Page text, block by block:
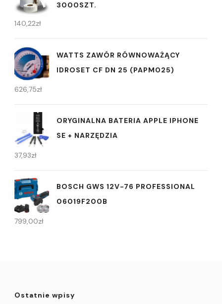
3000SZT.
140,22zł
WATTS ZAWÓR RÓWNOWAŻĄCY
IDROSET CF DN 25 (PAPM025)
626,75zł
ORYGINALNA BATERIA APPLE IPHONE
SE + NARZĘDZIA
37,93zł
BOSCH GWS 12V-76 PROFESSIONAL
06019F200B
799,00zł
Ostatnie wpisy